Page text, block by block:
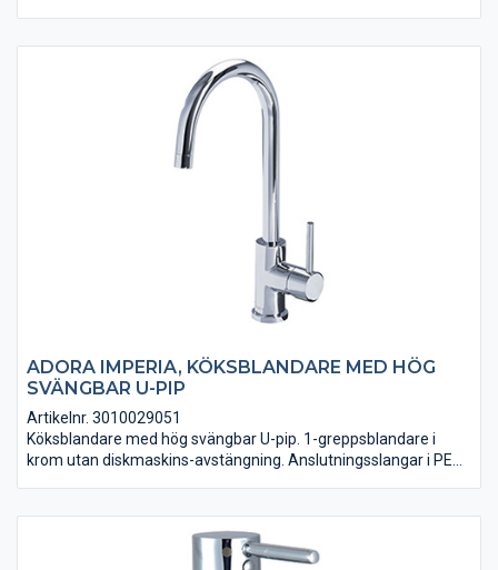
ADORA IMPERIA, KÖKSBLANDARE MED HÖG
SVÄNGBAR U-PIP
Artikelnr. 3010029051
Köksblandare med hög svängbar U-pip. 1-greppsblandare i
krom utan diskmaskins-avstängning. Anslutningsslangar i PEX